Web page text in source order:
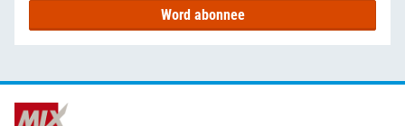
Word abonnee